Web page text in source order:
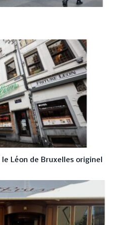
Léon de Bruxelles originel